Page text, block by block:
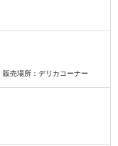
販売場所：デリカコーナー